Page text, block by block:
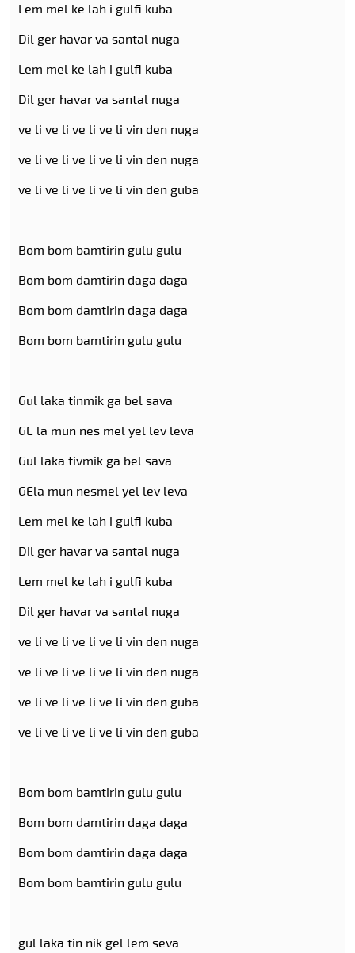
Lem mel ke lah i gulfi kuba
Dil ger havar va santal nuga
Lem mel ke lah i gulfi kuba
Dil ger havar va santal nuga
ve li ve li ve li ve li vin den nuga
ve li ve li ve li ve li vin den nuga
ve li ve li ve li ve li vin den guba
Bom bom bamtirin gulu gulu
Bom bom damtirin daga daga
Bom bom damtirin daga daga
Bom bom bamtirin gulu gulu
Gul laka tinmik ga bel sava
GE la mun nes mel yel lev leva
Gul laka tivmik ga bel sava
GEla mun nesmel yel lev leva
Lem mel ke lah i gulfi kuba
Dil ger havar va santal nuga
Lem mel ke lah i gulfi kuba
Dil ger havar va santal nuga
ve li ve li ve li ve li vin den nuga
ve li ve li ve li ve li vin den nuga
ve li ve li ve li ve li vin den guba
ve li ve li ve li ve li vin den guba
Bom bom bamtirin gulu gulu
Bom bom damtirin daga daga
Bom bom damtirin daga daga
Bom bom bamtirin gulu gulu
gul laka tin nik gel lem seva